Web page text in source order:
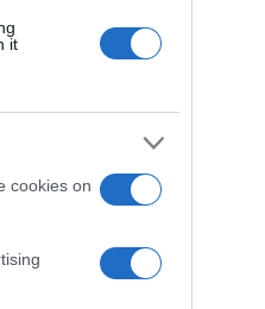
it
cookies on
e